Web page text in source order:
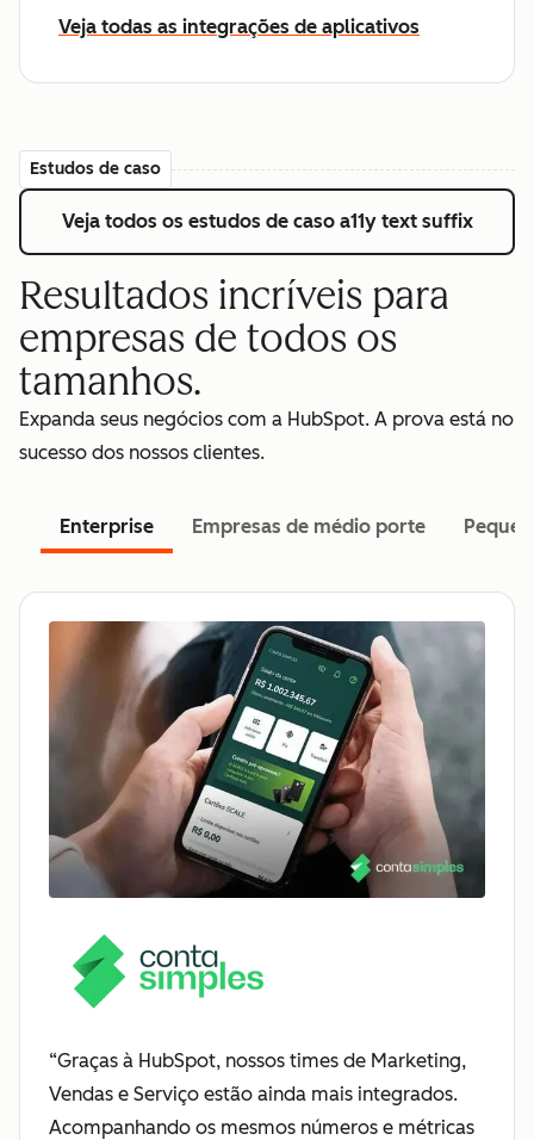
Veja todas as integrações de aplicativos
Estudos de caso
Veja todos os estudos de caso a11y text suffix
Resultados incríveis para
empresas de todos os
tamanhos.
Expanda seus negócios com a HubSpot. A prova está no
sucesso dos nossos clientes.
Enterprise Empresas de médio porte
“Graças à HubSpot, nossos times de Marketing,
Vendas e Serviço estão ainda mais integrados.
Acompanhando os mesmos números e métricas